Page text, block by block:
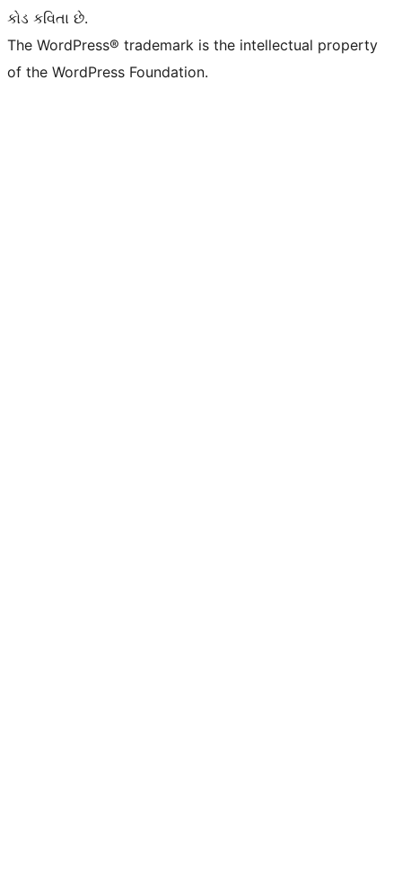
કોડ કવિતા છે.
The WordPress® trademark is the intellectual property
of the WordPress Foundation.